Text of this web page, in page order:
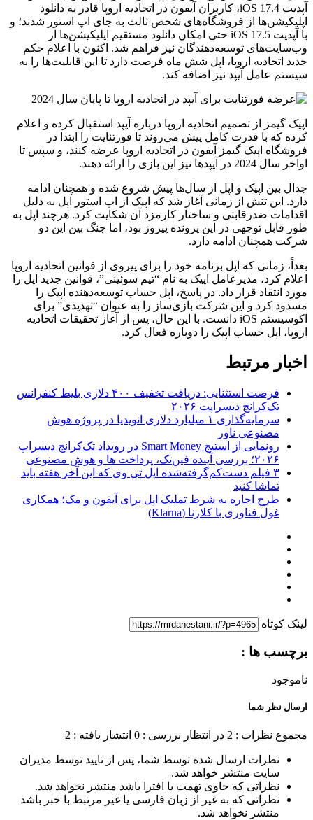
آپدیت iOS 17.4، کاربران آیفون در اتحادیه اروپا قادر به دانلود
اپلیکیشن‌ها از فروشگاه‌های شخص ثالث به جای اپ استور شدند؛ و
با آپدیت iOS 17.5 حتی امکان دانلود مستقیم اپلیکیشن‌ها از
وب‌سایت‌های توسعه‌دهندگان نیز فراهم شد. اکنون با اعلام حکم
جدید اتحادیه اروپا، اپل شش ماه فرصت دارد تا این قابلیت‌ها را به
سیستم عامل آیپد نیز اضافه کند.
اپیک گیمز از تصمیم اتحادیه اروپا درباره آیپد استقبال کرده و اعلام
کرده که با قدرت کامل پیش می‌روند تا فورتنایت را ابتدا در
فروشگاه اپیک گیمز آیفون در اتحادیه اروپا عرضه کنند، و سپس تا
اواخر سال 2024 در آیپدها نیز این بازی را ارائه دهند.
جدال بین اپیک و اپل از سال‌ها پیش شروع شده و همچنان ادامه
دارد. این تنش از زمانی آغاز شد که اپیک از اپ استور اپل به دلیل
اقدامات ضدرقابتی و ساختار کارمزد آن شکایت کرد. هرچند اپل به
طور قابل توجهی در این پرونده پیروز بود، اما جنگ بین این دو
شرکت همچنان ادامه دارد.
بعداً، زمانی که اپل برنامه خود را برای پیروی از قوانین اتحادیه اروپا
اعلام کرد، مدیرعامل اپیک به نام “تیم سوئینی”، قوانین جدید اپل را
مورد انتقاد قرار داد. در پاسخ، اپل حساب توسعه‌دهنده اپیک را
مسدود کرد و این شرکت بازی‌ساز را به عنوان “تهدیدی” برای
اکوسیستم iOS دانست. با این حال، پس از آغاز تحقیقات اتحادیه
اروپا، اپل حساب اپیک را دوباره فعال کرد.
اخبار مرتبط
فرصت استثنایی: دریافت تخفیف ۴۰۰ دلاری بلیط کنفرانس
تک‌کرانچ دیسراپت ۲۰۲۶
سرمایه‌گذاری ۱ میلیارد دلاری انویدیا در پروژه هوش
مصنوعی ناور
رونمایی از استیج Smart Money در رویداد تک‌کرانچ دیسراپ
۲۰۲۶؛ بررسی آینده فین‌تک، پرداخت‌ ها و هوش مصنوعی
۳ فیلم دست‌کم‌گرفته‌شده اپل تی وی که این آخر هفته باید
تماشا کنید
طرح اجاره به شرط تملیک اپل برای آیفون و مک؛ همکاری
غول فناوری با کلارنا (Klarna)
لینک کوتاه
برچسب ها :
ناموجود
ارسال نظر شما
مجموع نظرات : 2 در انتظار بررسی : 0 انتشار یافته : 2
نظرات ارسال شده توسط شما، پس از تایید توسط مدیران
سایت منتشر خواهد شد.
نظراتی که حاوی تهمت یا افترا باشد منتشر نخواهد شد.
نظراتی که به غیر از زبان فارسی یا غیر مرتبط با خبر باشد
منتشر نخواهد شد.